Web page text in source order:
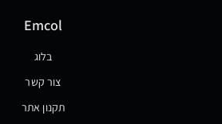
Emcol
בלוג
צור קשר
תקנון אתר